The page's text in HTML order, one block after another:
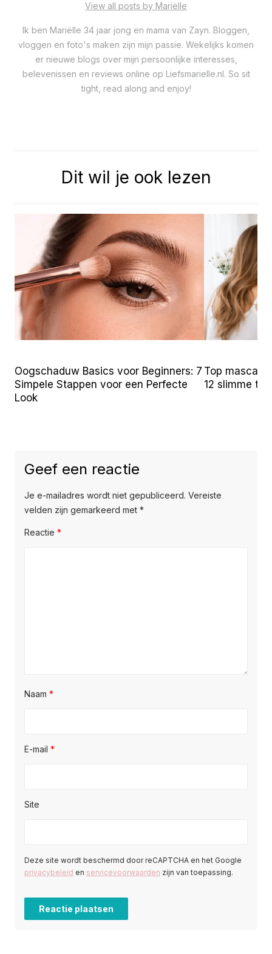
View all posts by Mariëlle
Ik ben Mariëlle 34 jaar jong en mama van Zayn. Bloggen,
vloggen en foto's maken zijn mijn passie. Wekelijks komen
er nieuwe blogs over mijn persoonlijke interesses,
belevenissen en reviews online op Liefsmarielle.nl. So sit
tight, read along and enjoy!
Dit wil je ook lezen
Oogschaduw Basics voor Beginners: 7
Simpele Stappen voor een Perfecte
Look
Top
12 slimme
Geef een reactie
Je e-mailadres wordt niet gepubliceerd. Vereiste
velden zijn gemarkeerd met *
Reactie *
Naam *
E-mail *
Site
Deze site wordt beschermd door reCAPTCHA en het Google
privacybeleid en servicevoorwaarden zijn van toepassing.